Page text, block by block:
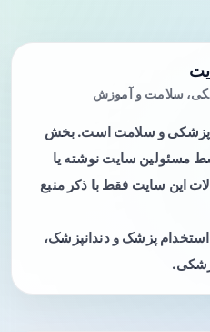
سلامت و آموزش
پزشکی و سلامت است. بخش
مسئولین سایت نوشته یا
این سایت فقط با ذکر منبع
پزشک و دندانپزشک،